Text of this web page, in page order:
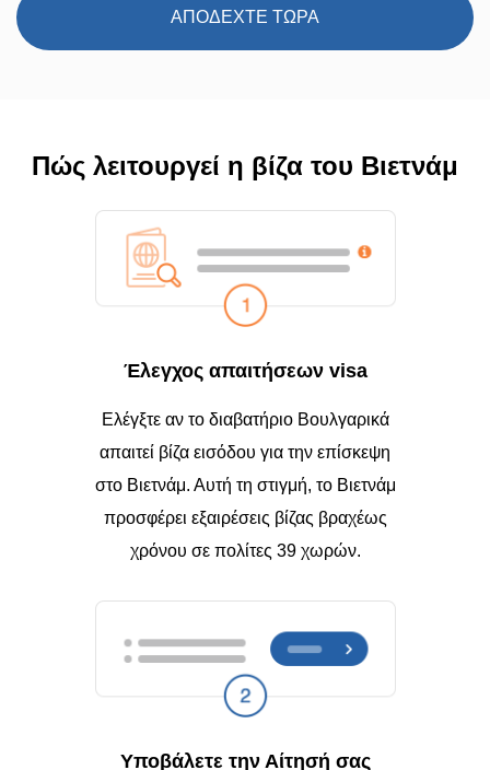
ΑΠΟΔΕΧΤΕ ΤΩΡΑ
Πώς λειτουργεί η βίζα του Βιετνάμ
Έλεγχος απαιτήσεων visa
Ελέγξτε αν το διαβατήριο Βουλγαρικά
απαιτεί βίζα εισόδου για την επίσκεψη
στο Βιετνάμ. Αυτή τη στιγμή, το Βιετνάμ
προσφέρει εξαιρέσεις βίζας βραχέως
χρόνου σε πολίτες 39 χωρών.
Υποβάλετε την Αίτησή σας